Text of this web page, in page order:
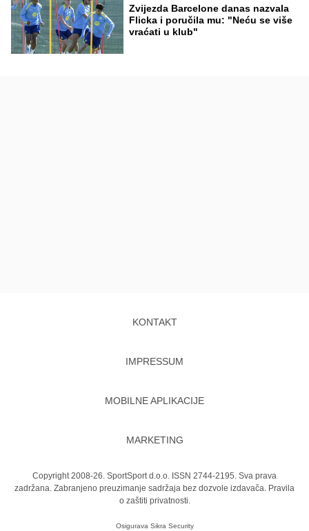
Zvijezda Barcelone danas nazvala
Flicka i poručila mu: "Neću se više
vraćati u klub"
KONTAKT
IMPRESSUM
MOBILNE APLIKACIJE
MARKETING
Copyright 2008-26. SportSport d.o.o. ISSN 2744-2195. Sva prava
zadržana. Zabranjeno preuzimanje sadržaja bez dozvole izdavača. Pravila
o zaštiti privatnosti.
Osigurava Sikra Security